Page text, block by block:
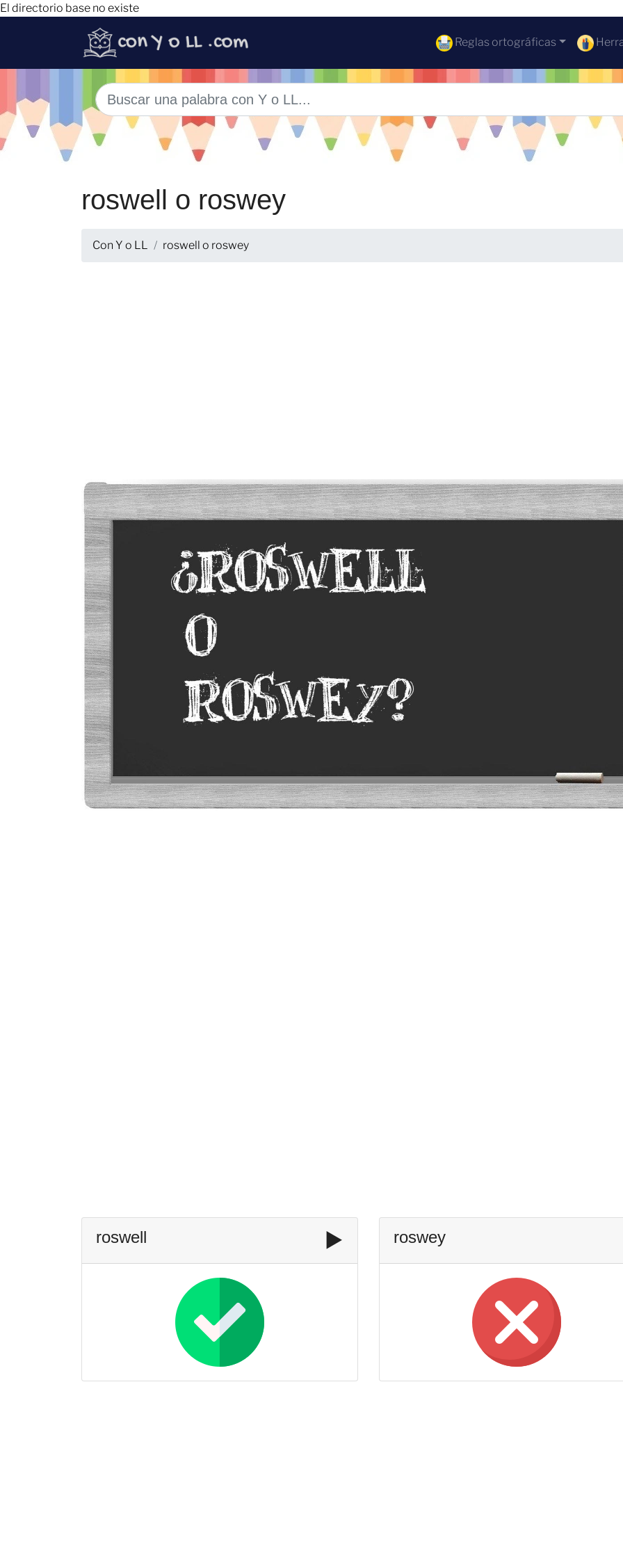
El directorio base no existe
Reglas ortográficas
roswell o roswey
Con Y o LL roswell o roswey
roswell ▶️ roswey